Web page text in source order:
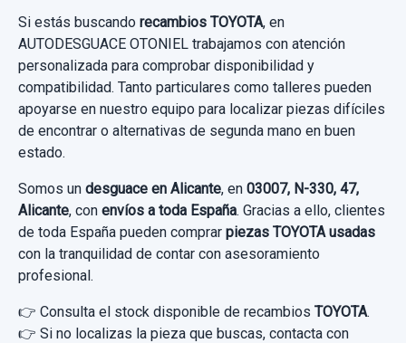
ELECTRICO 10 PIN
ELEVALUNAS TRASERO DERECHO... usado.
TOYOTA VERSO ACTIVE
15,69 €
Sin IVA, gastos de envío no incluidos.
APOYABRAZOS CENTRAL 588330F010
Si estás buscando recambios TOYOTA, en
AUTODESGUACE OTONIEL trabajamos con atención
personalizada para comprobar disponibilidad y
compatibilidad. Tanto particulares como talleres pueden
apoyarse en nuestro equipo para localizar piezas difíciles
de encontrar o alternativas de segunda mano en buen
estado.
Somos un desguace en Alicante, en 03007, N-330, 47,
Alicante, con envíos a toda España. Gracias a ello, clientes
de toda España pueden comprar piezas TOYOTA usadas
con la tranquilidad de contar con asesoramiento
profesional.
👉 Consulta el stock disponible de recambios TOYOTA.
👉 Si no localizas la pieza que buscas, contacta con